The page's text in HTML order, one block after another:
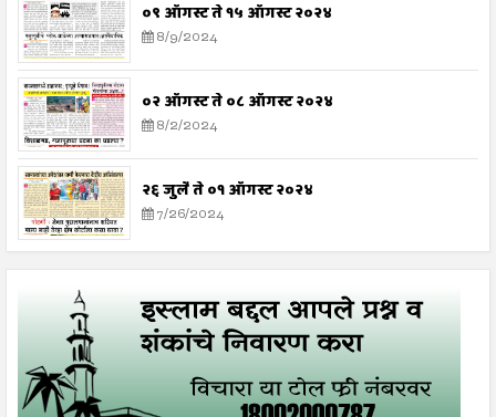
०९ ऑगस्ट ते १५ ऑगस्ट २०२४
8/9/2024
०२ ऑगस्ट ते ०८ ऑगस्ट २०२४
8/2/2024
२६ जुलै ते ०१ ऑगस्ट २०२४
7/26/2024